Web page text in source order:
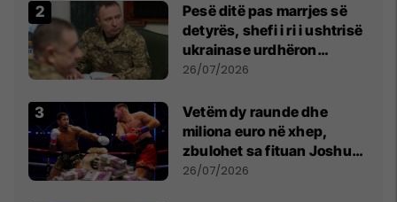
Pesë ditë pas marrjes së
detyrës, shefi i ri i ushtrisë
ukrainase urdhëron
kontroll të madh
26/07/2026
Vetëm dy raunde dhe
miliona euro në xhep,
zbulohet sa fituan Joshua
e Prenga
26/07/2026